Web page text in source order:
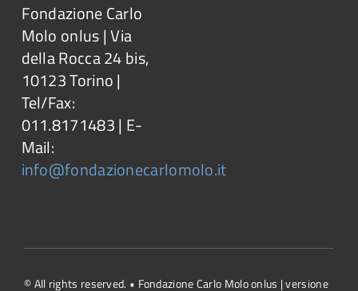
Fondazione Carlo
Molo onlus | Via
della Rocca 24 bis,
10123 Torino |
Tel/Fax:
011.8171483 | E-
Mail:
info@fondazionecarlomolo.it
© All rights reserved. • Fondazione Carlo Molo onlus | versione